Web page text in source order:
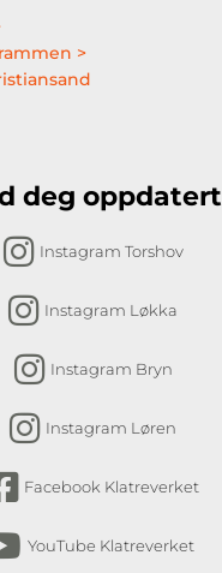
>
deg oppdatert
Instagram Torshov
Instagram Løkka
Instagram Bryn
Instagram Løren
Facebook Klatreverket
YouTube Klatreverket